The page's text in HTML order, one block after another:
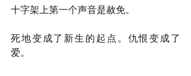
十字架上第一个声音是赦免。
死地变成了新生的起点。仇恨变成了
爱。